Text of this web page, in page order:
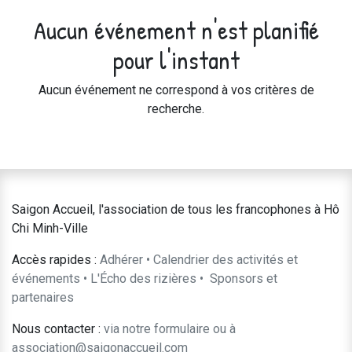
Aucun événement n'est planifié
pour l'instant
Aucun événement ne correspond à vos critères de
recherche.
Saigon Accueil, l'association de tous les francophones à Hô
Chi Minh-Ville
Accès rapides : Adhérer • Calendrier des activités et
événements • L'Écho des rizières • ​Sponsors et
partenaires​​
Nous contacter : ​via notre formulaire ou à
association@saigonaccueil.com